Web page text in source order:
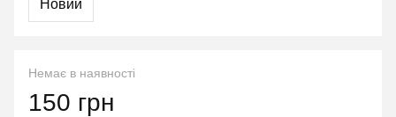
Новий
Немає в наявності
150 грн